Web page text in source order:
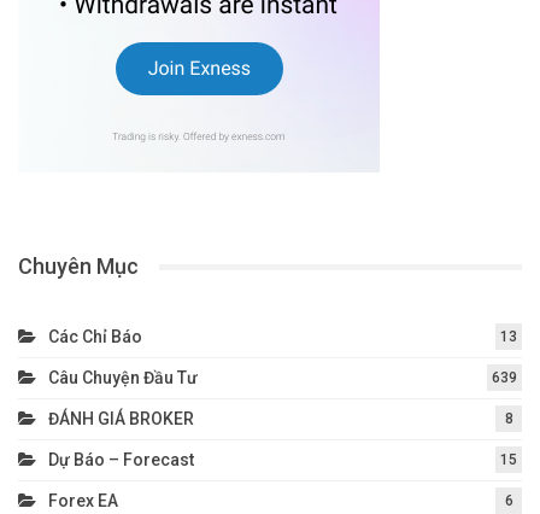
Chuyên Mục
Các Chỉ Báo 13
Câu Chuyện Đầu Tư 639
ĐÁNH GIÁ BROKER 8
Dự Báo – Forecast 15
Forex EA 6